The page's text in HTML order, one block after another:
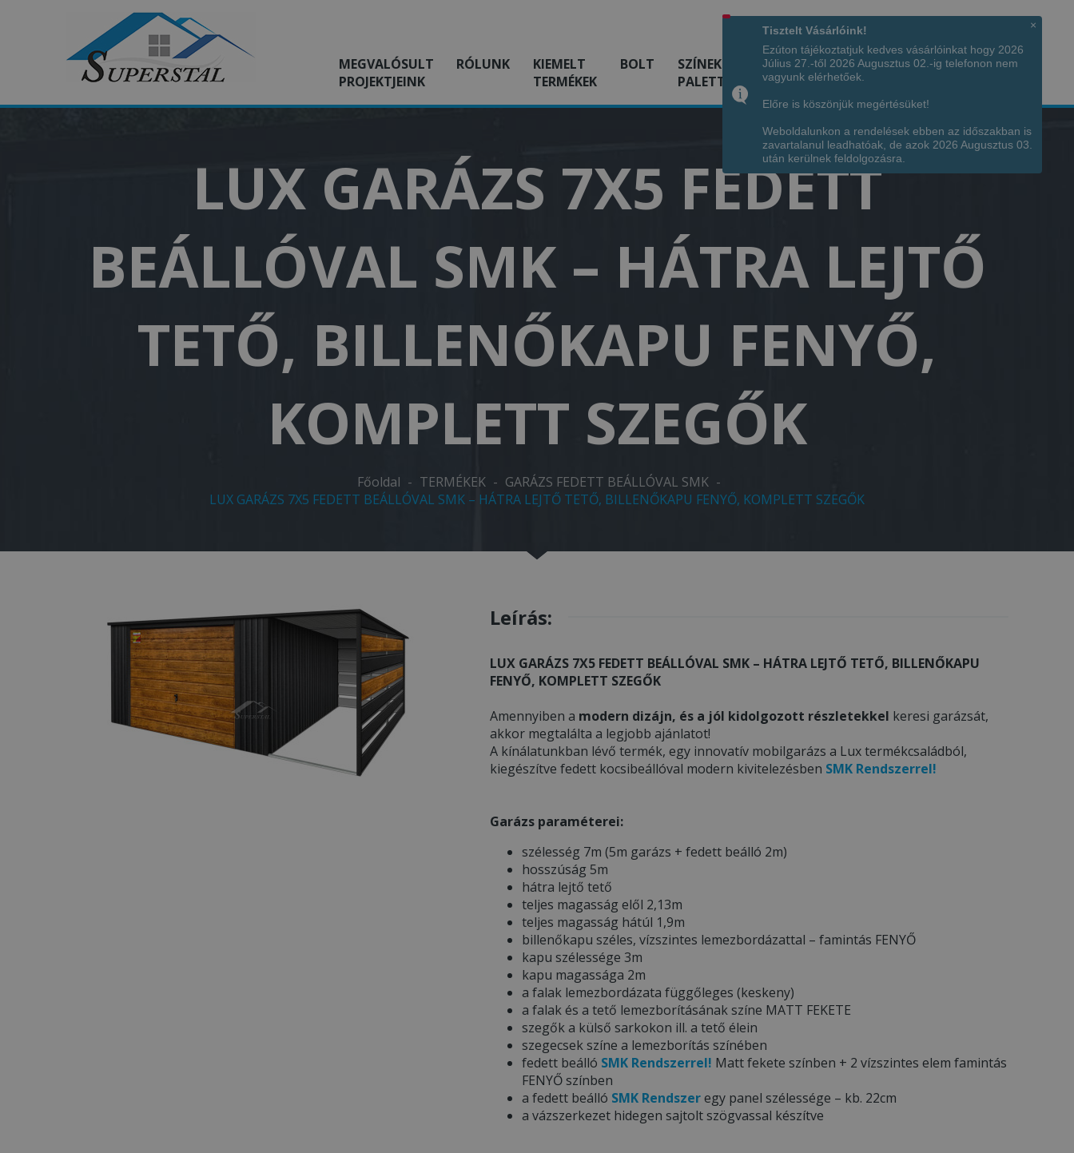
Hívjon minket!
MEGVALÓSULT
PROJEKTJEINK
RÓLUNK
KIEMELT
TERMÉKEK
BOLT
SZÍNEK
PALETTÁJA
KÉPGALÉRIA INFÓ ELÉRHETŐSÉG
LUX GARÁZS 7X5 FEDETT
BEÁLLÓVAL SMK – HÁTRA LEJTŐ
TETŐ, BILLENŐKAPU FENYŐ,
KOMPLETT SZEGŐK
Főoldal - TERMÉKEK - GARÁZS FEDETT BEÁLLÓVAL SMK -
LUX GARÁZS 7X5 FEDETT BEÁLLÓVAL SMK – HÁTRA LEJTŐ TETŐ, BILLENŐKAPU FENYŐ, KOMPLETT SZEGŐK
Leírás:
LUX GARÁZS 7X5 FEDETT BEÁLLÓVAL SMK – HÁTRA LEJTŐ TETŐ, BILLENŐKAPU
FENYŐ, KOMPLETT SZEGŐK
Amennyiben a modern dizájn, és a jól kidolgozott részletekkel keresi garázsát,
akkor megtalálta a legjobb ajánlatot!
A kínálatunkban lévő termék, egy innovatív mobilgarázs a Lux termékcsaládból,
kiegészítve fedett kocsibeállóval modern kivitelezésben SMK Rendszerrel!
Garázs paraméterei:
szélesség 7m (5m garázs + fedett beálló 2m)
hosszúság 5m
hátra lejtő tető
teljes magasság elől 2,13m
teljes magasság hátúl 1,9m
billenőkapu széles, vízszintes lemezbordázattal – famintás FENYŐ
kapu szélessége 3m
kapu magassága 2m
a falak lemezbordázata függőleges (keskeny)
a falak és a tető lemezborításának színe MATT FEKETE
szegők a külső sarkokon ill. a tető élein
szegecsek színe a lemezborítás színében
fedett beálló SMK Rendszerrel! Matt fekete színben + 2 vízszintes elem famintás
FENYŐ színben
a fedett beálló SMK Rendszeregy panel szélessége – kb. 22cm
a vázszerkezet hidegen sajtolt szögvassal készítve
×
Tisztelt Vásárlóink!
Ezúton tájékoztatjuk kedves vásárlóinkat hogy 2026
Július 27.-től 2026 Augusztus 02.-ig telefonon nem
vagyunk elérhetőek.
Előre is köszönjük megértésüket!
Weboldalunkon a rendelések ebben az időszakban is
zavartalanul leadhatóak, de azok 2026 Augusztus 03.
után kerülnek feldolgozásra.